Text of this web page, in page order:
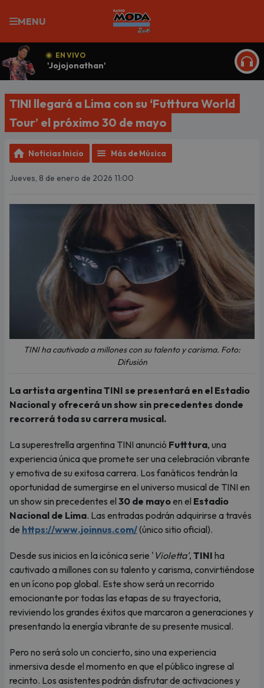
MENU
EN VIVO
'Jojojonathan'
TINI llegará a Lima con su ‘Futttura World
Tour’ el próximo 30 de mayo
Noticias Inicio Más de Música
Jueves, 8 de enero de 2026 11:00
TINI ha cautivado a millones con su talento y carisma. Foto:
Difusión
La artista argentina TINI se presentará en el Estadio
Nacional y ofrecerá un show sin precedentes donde
recorrerá toda su carrera musical.
La superestrella argentina TINI anunció Futttura, una
experiencia única que promete ser una celebración vibrante
y emotiva de su exitosa carrera. Los fanáticos tendrán la
oportunidad de sumergirse en el universo musical de TINI en
un show sin precedentes el 30 de mayoen el Estadio
Nacional de Lima. Las entradas podrán adquirirse a través
de https://www.joinnus.com/(único sitio oficial).
Desde sus inicios en la icónica serie ' Violetta', TINI ha
cautivado a millones con su talento y carisma, convirtiéndose
en un ícono pop global. Este show será un recorrido
emocionante por todas las etapas de su trayectoria,
reviviendo los grandes éxitos que marcaron a generaciones y
presentando la energía vibrante de su presente musical.
Pero no será solo un concierto, sino una experiencia
inmersiva desde el momento en que el público ingrese al
recinto. Los asistentes podrán disfrutar de activaciones y